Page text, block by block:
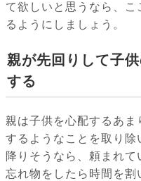
て欲しいと思うなら、こ
るようにしましょう。
親が先回りして子
する
親は子供を心配するあ
するようなことを取り
降りそうなら、頼まれて
忘れ物をしたら時間を割